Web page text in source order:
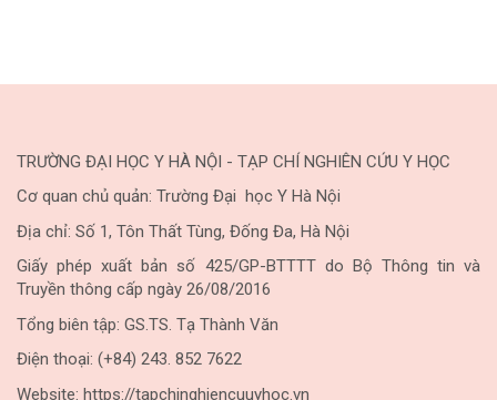
TRƯỜNG ĐẠI HỌC Y HÀ NỘI - TẠP CHÍ NGHIÊN CỨU Y HỌC
Cơ quan chủ quản: Trường Đại học Y Hà Nội
Địa chỉ: Số 1, Tôn Thất Tùng, Đống Đa, Hà Nội
Giấy phép xuất bản số 425/GP-BTTTT do Bộ Thông tin và
Truyền thông cấp ngày 26/08/2016
Tổng biên tập: GS.TS. Tạ Thành Văn
Điện thoại: (+84) 243. 852 7622
Website: https://tapchinghiencuuyhoc.vn